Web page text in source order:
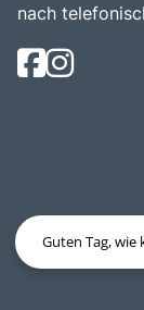
nach
Guten Tag,